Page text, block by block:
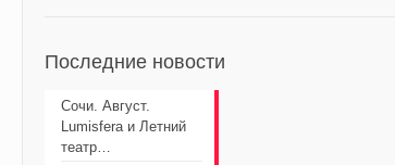
Последние новости
Сочи. Август.
Lumisfera и Летний
театр…